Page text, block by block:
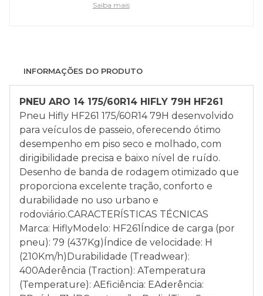
Saiba mais
INFORMAÇÕES DO PRODUTO
PNEU ARO 14 175/60R14 HIFLY 79H HF261
Pneu Hifly HF261 175/60R14 79H desenvolvido
para veículos de passeio, oferecendo ótimo
desempenho em piso seco e molhado, com
dirigibilidade precisa e baixo nível de ruído.
Desenho de banda de rodagem otimizado que
proporciona excelente tração, conforto e
durabilidade no uso urbano e
rodoviário.CARACTERÍSTICAS TÉCNICAS
Marca: HiflyModelo: HF261Índice de carga (por
pneu): 79 (437Kg)Índice de velocidade: H
(210Km/h)Durabilidade (Treadwear):
400Aderência (Traction): ATemperatura
(Temperature): AEficiência: EAderência: